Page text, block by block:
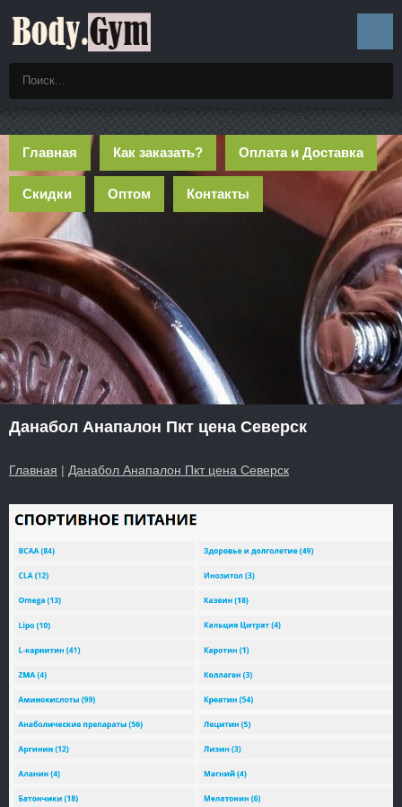
Главная Как заказать? Оплата и Доставка
Скидки Оптом Контакты
Данабол Анапалон Пкт цена Северск
Главная | Данабол Анапалон Пкт цена Северск